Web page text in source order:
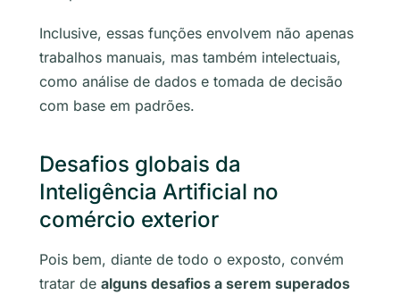
Inclusive, essas funções envolvem não apenas
trabalhos manuais, mas também intelectuais,
como análise de dados e tomada de decisão
com base em padrões.
Desafios globais da
Inteligência Artificial no
comércio exterior
Pois bem, diante de todo o exposto, convém
tratar de alguns desafios a serem superados